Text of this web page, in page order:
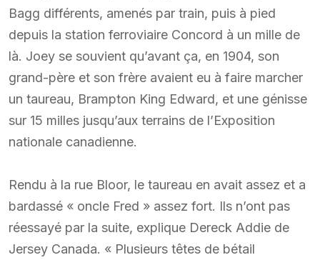
Bagg différents, amenés par train, puis à pied
depuis la station ferroviaire Concord à un mille de
là. Joey se souvient qu’avant ça, en 1904, son
grand-père et son frère avaient eu à faire marcher
un taureau, Brampton King Edward, et une génisse
sur 15 milles jusqu’aux terrains de l’Exposition
nationale canadienne.
Rendu à la rue Bloor, le taureau en avait assez et a
bardassé « oncle Fred » assez fort. Ils n’ont pas
réessayé par la suite, explique Dereck Addie de
Jersey Canada. « Plusieurs têtes de bétail